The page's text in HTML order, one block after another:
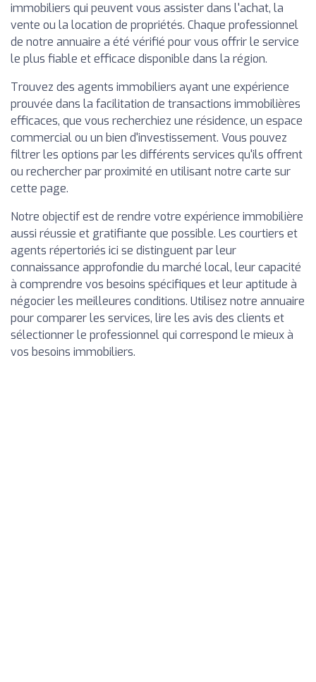
immobiliers qui peuvent vous assister dans l'achat, la
vente ou la location de propriétés. Chaque professionnel
de notre annuaire a été vérifié pour vous offrir le service
le plus fiable et efficace disponible dans la région.
Trouvez des agents immobiliers ayant une expérience
prouvée dans la facilitation de transactions immobilières
efficaces, que vous recherchiez une résidence, un espace
commercial ou un bien d'investissement. Vous pouvez
filtrer les options par les différents services qu'ils offrent
ou rechercher par proximité en utilisant notre carte sur
cette page.
Notre objectif est de rendre votre expérience immobilière
aussi réussie et gratifiante que possible. Les courtiers et
agents répertoriés ici se distinguent par leur
connaissance approfondie du marché local, leur capacité
à comprendre vos besoins spécifiques et leur aptitude à
négocier les meilleures conditions. Utilisez notre annuaire
pour comparer les services, lire les avis des clients et
sélectionner le professionnel qui correspond le mieux à
vos besoins immobiliers.